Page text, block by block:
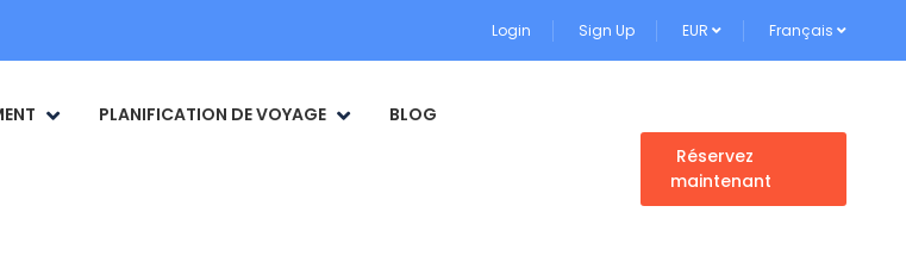
Login Sign Up EUR Français
PLANIFICATION DE VOYAGE BLOG
Réservez
maintenant